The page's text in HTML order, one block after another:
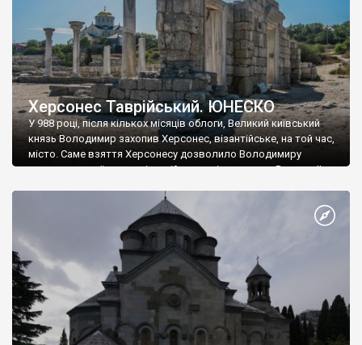
Херсонес Таврійський. ЮНЕСКО
У 988 році, після кількох місяців облоги, Великий київський
князь Володимир захопив Херсонес, візантійське, на той час,
місто. Саме взяття Херсонесу дозволило Володимиру
диктувати свої умови візантійському імператору Василю ІІ, та
Херсонесі Володимир-язичник, став Василем-християнином.
А потім було Хрещення Русі. На честь Херсонесу Таврійського